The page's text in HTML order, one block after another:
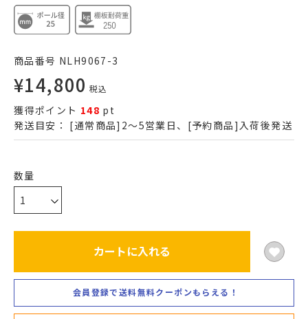
商品番号 NLH9067-3
¥14,800 税込
獲得ポイント 148 pt
発送目安： [通常商品]2～5営業日、[予約商品]入荷後発送
カートに入れる
会員登録で送料無料クーポンもらえる！